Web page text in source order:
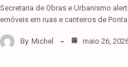
Secretaria de Obras e Urbanismo
emóveis em ruas e canteiros de Ponta…
By Michel maio 26,